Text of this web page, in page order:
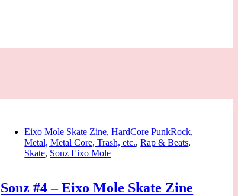
Eixo Mole Skate Zine,HardCore PunkRock,
Metal, Metal Core, Trash, etc.,Rap & Beats,
Skate, Sonz Eixo Mole
Sonz #4 – Eixo Mole Skate Zine